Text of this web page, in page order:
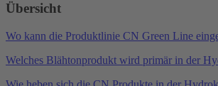
Übersicht
Wo kann die Produktlinie CN Green Line
Welches Blähtonprodukt wird primär in der